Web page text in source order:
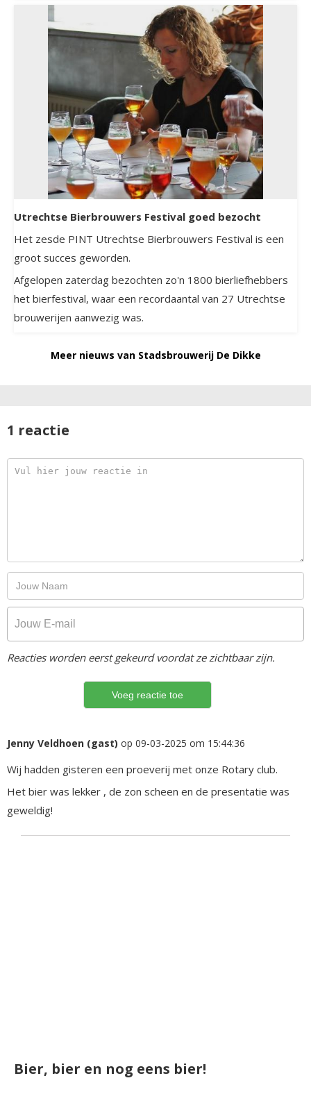
Utrechtse Bierbrouwers Festival goed bezocht
Het zesde PINT Utrechtse Bierbrouwers Festival is een
groot succes geworden.
Afgelopen zaterdag bezochten zo'n 1800 bierliefhebbers
het bierfestival, waar een recordaantal van 27 Utrechtse
brouwerijen aanwezig was.
Meer nieuws van Stadsbrouwerij De Dikke
1 reactie
Reacties worden eerst gekeurd voordat ze zichtbaar zijn.
Jenny Veldhoen (gast) op 09-03-2025 om 15:44:36
Wij hadden gisteren een proeverij met onze Rotary club.
Het bier was lekker , de zon scheen en de presentatie was
geweldig!
Bier, bier en nog eens bier!